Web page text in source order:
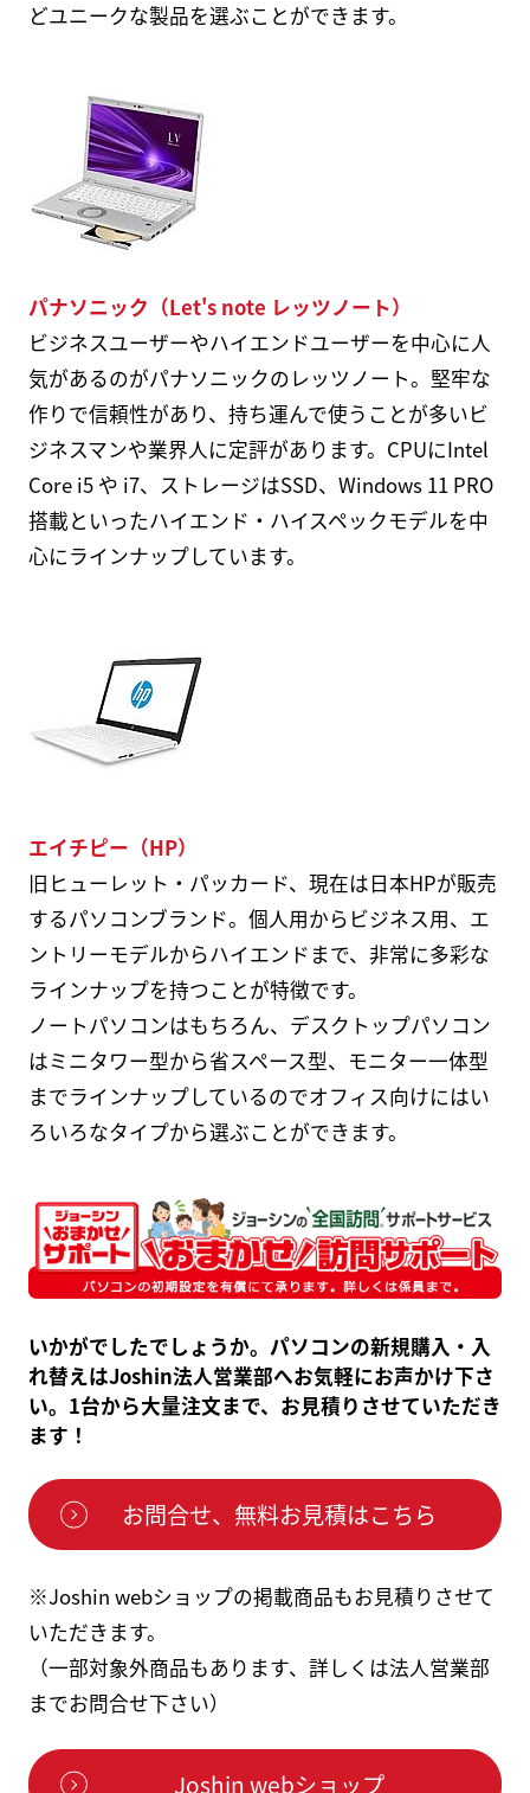
どユニークな製品を選ぶことができます。
パナソニック（Let's note レッツノート）
ビジネスユーザーやハイエンドユーザーを中心に人
気があるのがパナソニックのレッツノート。堅牢な
作りで信頼性があり、持ち運んで使うことが多いビ
ジネスマンや業界人に定評があります。CPUにIntel
Core i5 や i7、ストレージはSSD、Windows 11 PRO
搭載といったハイエンド・ハイスペックモデルを中
心にラインナップしています。
エイチピー（HP）
旧ヒューレット・パッカード、現在は日本HPが販売
するパソコンブランド。個人用からビジネス用、エ
ントリーモデルからハイエンドまで、非常に多彩な
ラインナップを持つことが特徴です。
ノートパソコンはもちろん、デスクトップパソコン
はミニタワー型から省スペース型、モニター一体型
までラインナップしているのでオフィス向けにはい
ろいろなタイプから選ぶことができます。
いかがでしたでしょうか。パソコンの新規購入・入
れ替えはJoshin法人営業部へお気軽にお声かけ下さ
い。1台から大量注文まで、お見積りさせていただき
ます！
お問合せ、無料お見積はこちら
※Joshin webショップの掲載商品もお見積りさせて
いただきます。
（一部対象外商品もあります、詳しくは法人営業部
までお問合せ下さい）
Joshin webショップ